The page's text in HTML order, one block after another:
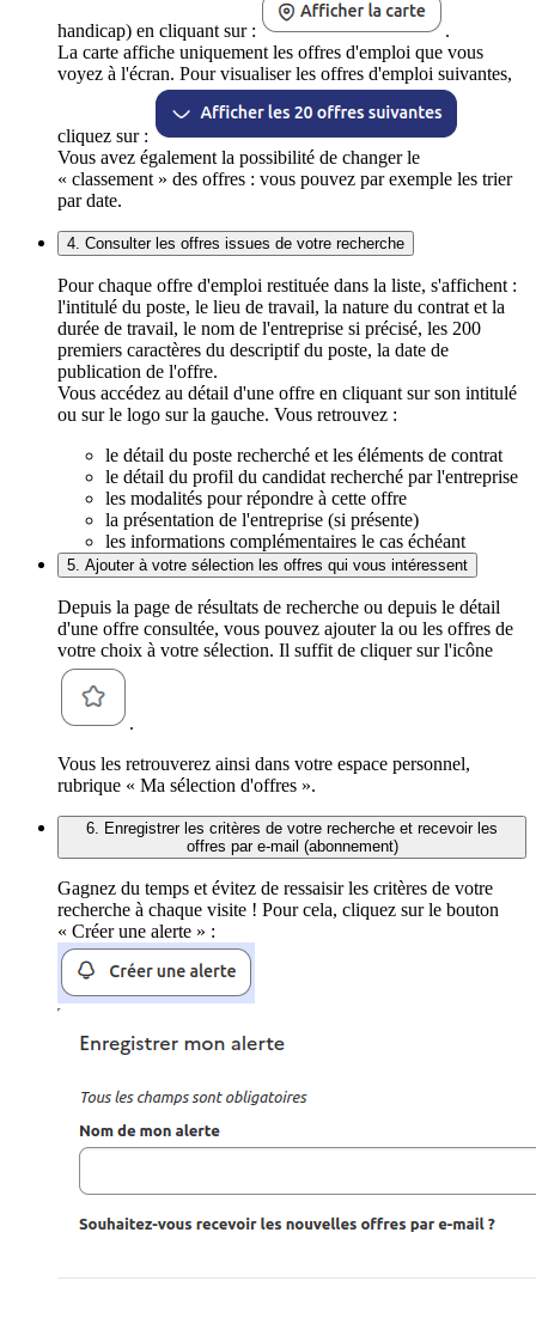
handicap) en cliquant sur :
.
La carte affiche uniquement les offres d'emploi que vous
voyez à l'écran. Pour visualiser les offres d'emploi suivantes,
cliquez sur :
Vous avez également la possibilité de changer le
« classement » des offres : vous pouvez par exemple les trier
par date.
4. Consulter les offres issues de votre recherche
Pour chaque offre d'emploi restituée dans la liste, s'affichent :
l'intitulé du poste, le lieu de travail, la nature du contrat et la
durée de travail, le nom de l'entreprise si précisé, les 200
premiers caractères du descriptif du poste, la date de
publication de l'offre.
Vous accédez au détail d'une offre en cliquant sur son intitulé
ou sur le logo sur la gauche. Vous retrouvez :
le détail du poste recherché et les éléments de contrat
le détail du profil du candidat recherché par l'entreprise
les modalités pour répondre à cette offre
la présentation de l'entreprise (si présente)
les informations complémentaires le cas échéant
5. Ajouter à votre sélection les offres qui vous intéressent
Depuis la page de résultats de recherche ou depuis le détail
d'une offre consultée, vous pouvez ajouter la ou les offres de
votre choix à votre sélection. Il suffit de cliquer sur l'icône
.
Vous les retrouverez ainsi dans votre espace personnel,
rubrique « Ma sélection d'offres ».
6. Enregistrer les critères de votre recherche et recevoir les
offres par e-mail (abonnement)
Gagnez du temps et évitez de ressaisir les critères de votre
recherche à chaque visite ! Pour cela, cliquez sur le bouton
« Créer une alerte » :